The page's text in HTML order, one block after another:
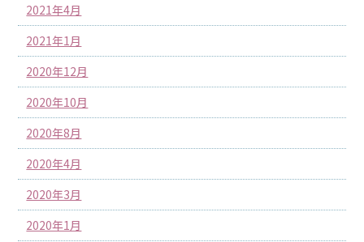
2021年4月
2021年1月
2020年12月
2020年10月
2020年8月
2020年4月
2020年3月
2020年1月